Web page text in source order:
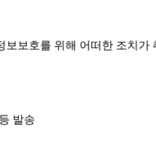
보호를 위해 어떠한 조치가
발송